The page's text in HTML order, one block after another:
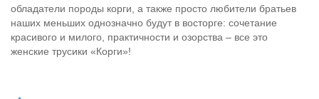
обладатели породы корги, а также просто любители братьев
наших меньших однозначно будут в восторге: сочетание
красивого и милого, практичности и озорства – все это
женские трусики «Корги»!